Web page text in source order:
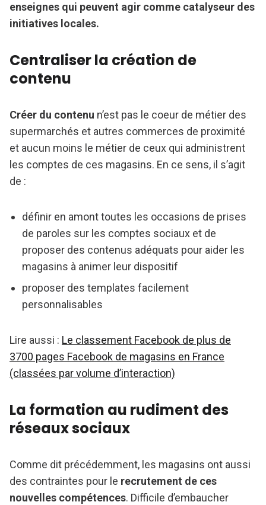
enseignes qui peuvent agir comme catalyseur des
initiatives locales.
Centraliser la création de
contenu
Créer du contenu n’est pas le coeur de métier des
supermarchés et autres commerces de proximité
et aucun moins le métier de ceux qui administrent
les comptes de ces magasins. En ce sens, il s’agit
de :
définir en amont toutes les occasions de prises
de paroles sur les comptes sociaux et de
proposer des contenus adéquats pour aider les
magasins à animer leur dispositif
proposer des templates facilement
personnalisables
Lire aussi : Le classement Facebook de plus de
3700 pages Facebook de magasins en France
(classées par volume d’interaction)
La formation au rudiment des
réseaux sociaux
Comme dit précédemment, les magasins ont aussi
des contraintes pour le recrutement de ces
nouvelles compétences. Difficile d’embaucher